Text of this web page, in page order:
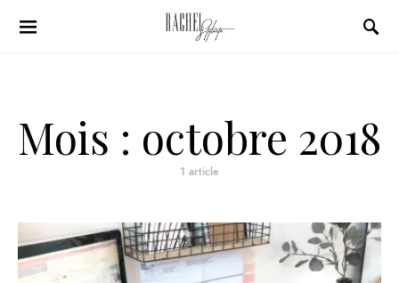
Search for:
Mois : octobre 2018
1 article